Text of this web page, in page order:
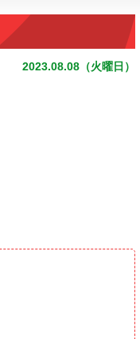
2023.08.08（火曜日）